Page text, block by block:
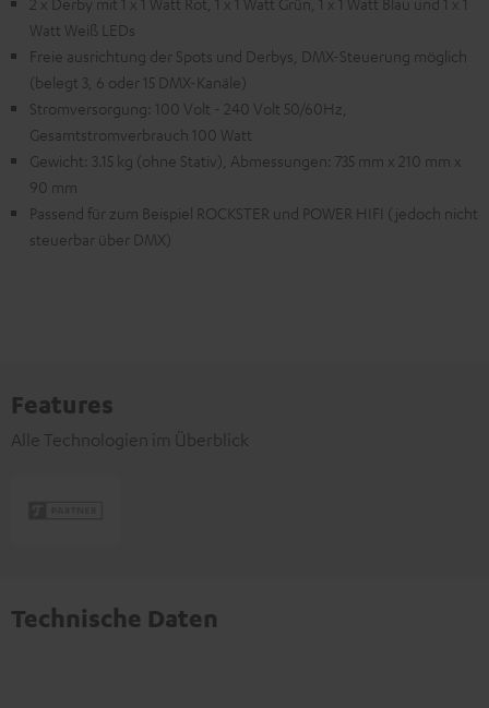
Watt Weiß LEDs
Freie ausrichtung der Spots und Derbys, DMX-Steuerung möglich
(belegt 3, 6 oder 15 DMX-Kanäle)
Stromversorgung: 100 Volt - 240 Volt 50/60Hz,
Gesamtstromverbrauch 100 Watt
Gewicht: 3.15 kg (ohne Stativ), Abmessungen: 735 mm x 210 mm x
90 mm
Passend für zum Beispiel ROCKSTER und POWER HIFI (jedoch nicht
steuerbar über DMX)
Features
Alle Technologien im Überblick
Technische Daten